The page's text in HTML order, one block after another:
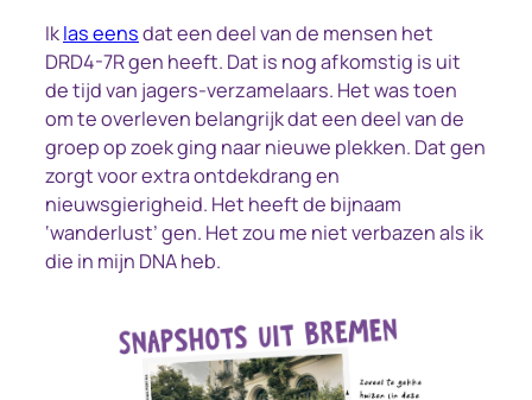
Iklas eensdat een deel van de mensen het
DRD4-7R gen heeft. Dat is nog afkomstig is uit
de tijd van jagers-verzamelaars. Het was toen
om te overleven belangrijk dat een deel van de
groep op zoek ging naar nieuwe plekken. Dat gen
zorgt voor extra ontdekdrang en
nieuwsgierigheid. Het heeft de bijnaam
‘wanderlust’ gen. Het zou me niet verbazen als ik
die in mijn DNA heb.